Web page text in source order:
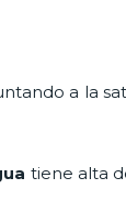
a la
tiene alta